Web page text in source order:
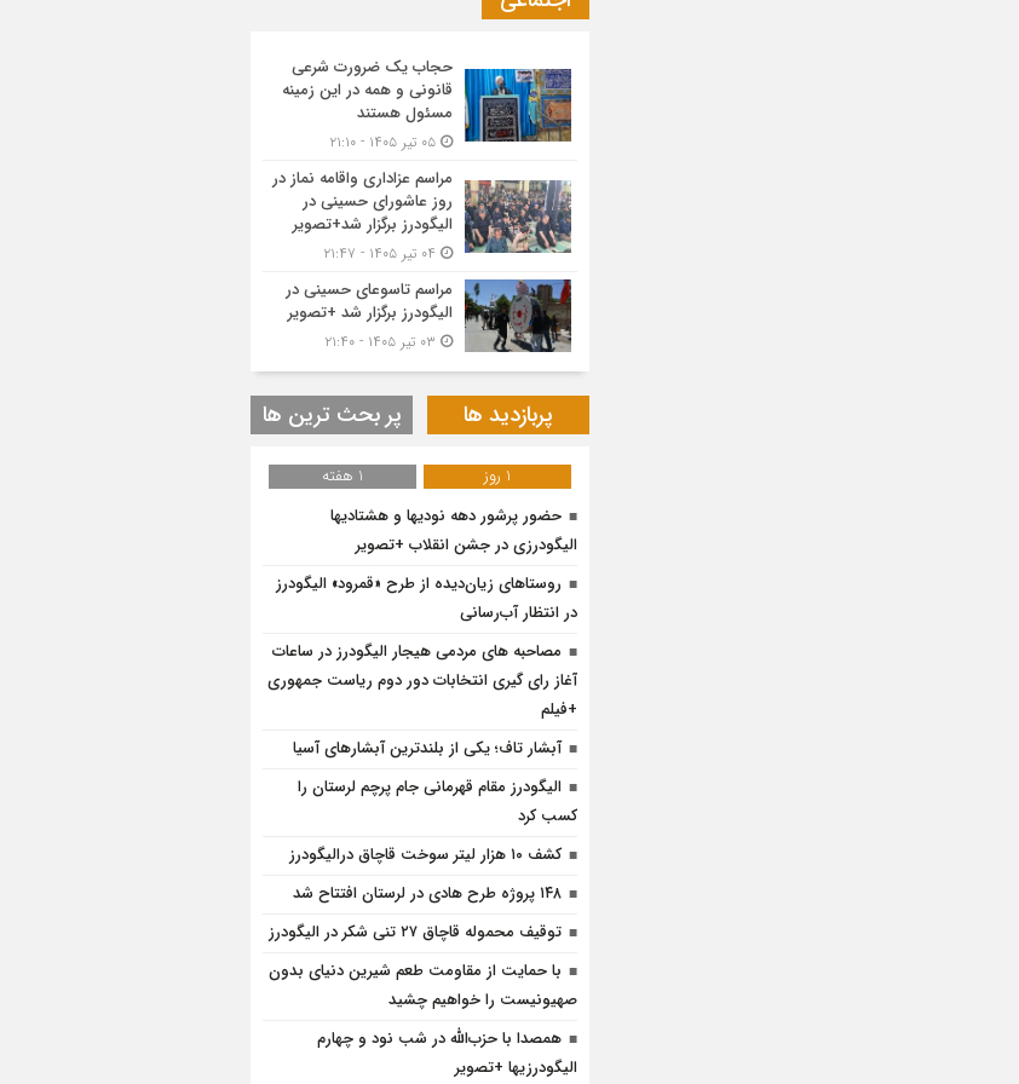
حجاب یک ضرورت شرعی
قانونی و همه در این زمینه
مسئول هستند
مراسم عزاداری واقامه نماز در
روز عاشورای حسینی در
الیگودرز برگزار شد+تصویر
مراسم تاسوعای حسینی در
الیگودرز برگزار شد +تصویر
پربازدید ها پر بحث ترین ها
1 روز
1 هفته
حضور پرشور دهه نودیها و هشتادیها
الیگودرزی در جشن انقلاب +تصویر
روستاهای زیان‌دیده از طرح «قمرود» الیگودرز
در انتظار آب‌رسانی
مصاحبه های مردمی هیجار الیگودرز در ساعات
آغاز رای گیری انتخابات دور دوم ریاست جمهوری
+فیلم
آبشار تاف؛ یکی از بلندترین آبشارهای آسیا
الیگودرز مقام قهرمانی جام پرچم لرستان را
کسب کرد
کشف ۱۰ هزار لیتر سوخت قاچاق درالیگودرز
۱۴۸ پروژه طرح هادی در لرستان افتتاح شد
توقیف محموله قاچاق ۲۷ تنی شکر در الیگودرز
با حمایت از مقاومت طعم شیرین دنیای بدون
صهیونیست را خواهیم چشید
همصدا با حزب‌الله در شب نود و چهارم
الیگودرزیها +تصویر